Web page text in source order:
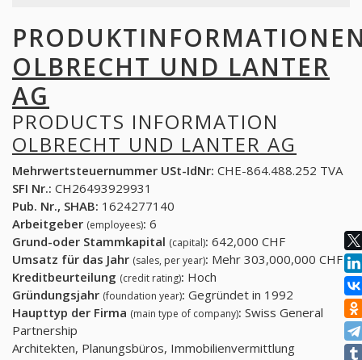
OLBRECHT UND LANTER
AG
PRODUCTS INFORMATION
OLBRECHT UND LANTER AG
Mehrwertsteuernummer USt-IdNr: CHE-864.488.252 TVA
SFI Nr.: CH26493929931
Pub. Nr., SHAB: 1624277140
Arbeitgeber (employees): 6
Grund-oder Stammkapital (capital): 642,000 CHF
Umsatz für das Jahr (sales, per year): Mehr 303,000,000 CHF
Kreditbeurteilung (credit rating): Hoch
Gründungsjahr (foundation year): Gegründet in 1992
Haupttyp der Firma (main type of company): Swiss General
Partnership
Architekten, Planungsbüros, Immobilienvermittlung